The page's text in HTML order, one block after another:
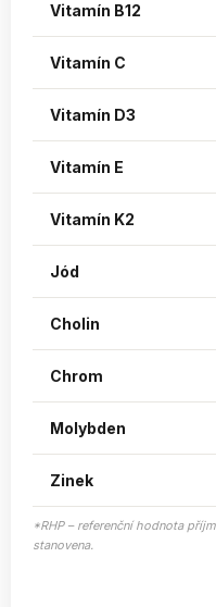
Vitamín B12
Vitamín C
Vitamín D3
Vitamín E
Vitamín K2
Jód
Cholin
Chrom
Molybden
Zinek
*RHP – referenční hodnota
stanovena.